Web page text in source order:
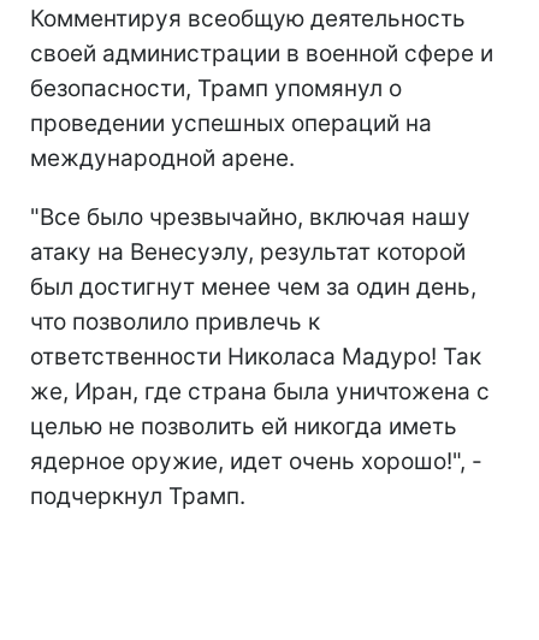
Комментируя всеобщую деятельность
своей администрации в военной сфере и
безопасности, Трамп упомянул о
проведении успешных операций на
международной арене.
"Все было чрезвычайно, включая нашу
атаку на Венесуэлу, результат которой
был достигнут менее чем за один день,
что позволило привлечь к
ответственности Николаса Мадуро! Так
же, Иран, где страна была уничтожена с
целью не позволить ей никогда иметь
ядерное оружие, идет очень хорошо!", -
подчеркнул Трамп.